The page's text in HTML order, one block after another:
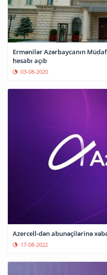
Ermənilər Azərbaycanın
hesabı açıb
03-08-2020
Azercell-dən abunəçilərinə
17-08-2022